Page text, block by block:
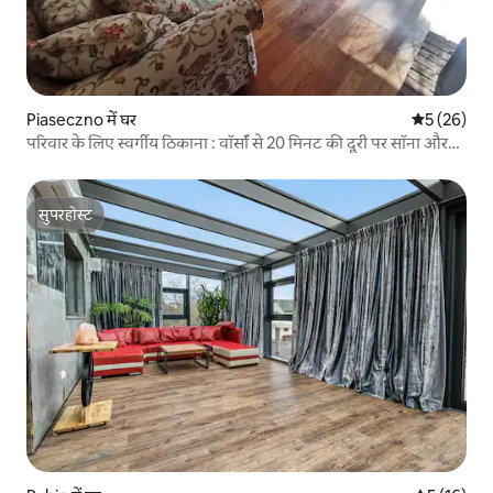
Piaseczno में घर औसत रेटिंग
5 (26)
परिवार के लिए स्वर्गीय ठिकाना : वॉर्सॉ से 20 मिनट की दूरी पर सॉना और
सुपरहोस्ट
सुपरहोस्ट